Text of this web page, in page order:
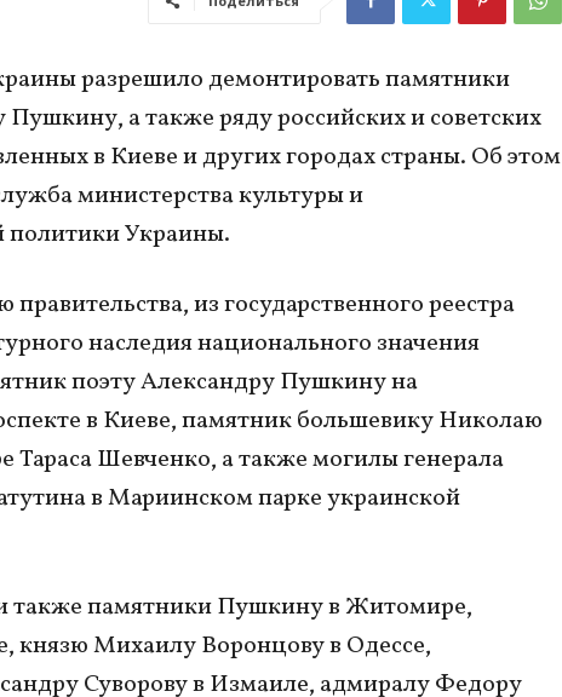
разрешило демонтировать памятники
Пушкину, а также ряду российских и советских
в Киеве и других городах страны. Об этом
министерства культуры и
Украины.
из государственного реестра
наследия национального значения
поэту Александру Пушкину на
в Киеве, памятник большевику Николаю
Тараса Шевченко, а также могилы генерала
в Мариинском парке украинской
также памятники Пушкину в Житомире,
князю Михаилу Воронцову в Одессе,
Суворову в Измаиле, адмиралу Федору